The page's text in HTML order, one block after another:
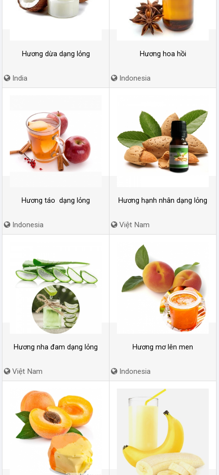
Hương dừa dạng lỏng
India
Hương hoa hồi
Indonesia
Hương táo dạng lỏng
Indonesia
Hương hạnh nhân dạng lỏng
Việt Nam
Hương nha đam dạng lỏng
Việt Nam
Hương mơ lên men
Indonesia